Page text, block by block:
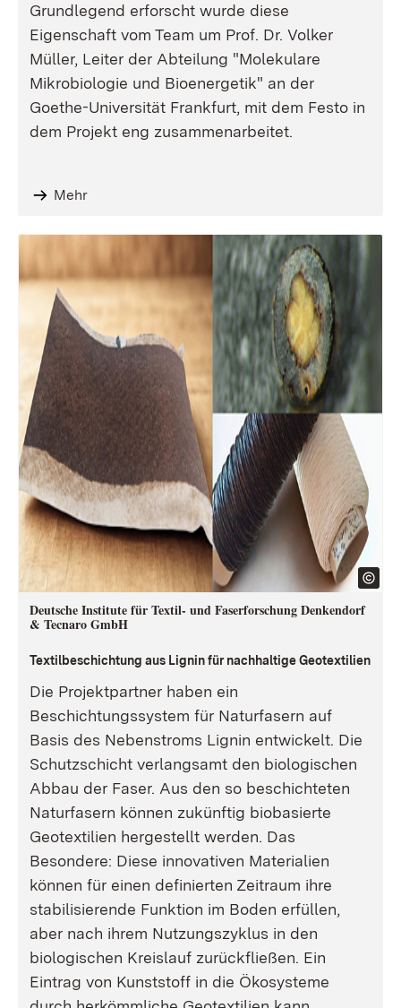
Grundlegend erforscht wurde diese
Eigenschaft vom Team um Prof. Dr. Volker
Müller, Leiter der Abteilung "Molekulare
Mikrobiologie und Bioenergetik" an der
Goethe-Universität Frankfurt, mit dem Festo in
dem Projekt eng zusammenarbeitet.
Mehr
Deutsche Institute für Textil- und Faserforschung Denkendorf
& Tecnaro GmbH
Textilbeschichtung aus Lignin für nachhaltige Geotextilien
Die Projektpartner haben ein
Beschichtungssystem für Naturfasern auf
Basis des Nebenstroms Lignin entwickelt. Die
Schutzschicht verlangsamt den biologischen
Abbau der Faser. Aus den so beschichteten
Naturfasern können zukünftig biobasierte
Geotextilien hergestellt werden. Das
Besondere: Diese innovativen Materialien
können für einen definierten Zeitraum ihre
stabilisierende Funktion im Boden erfüllen,
aber nach ihrem Nutzungszyklus in den
biologischen Kreislauf zurückfließen. Ein
Eintrag von Kunststoff in die Ökosysteme